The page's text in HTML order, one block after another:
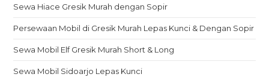
Sewa Hiace Gresik Murah dengan Sopir
Persewaan Mobil di Gresik Murah Lepas Kunci & Dengan Sopir
Sewa Mobil Elf Gresik Murah Short & Long
Sewa Mobil Sidoarjo Lepas Kunci